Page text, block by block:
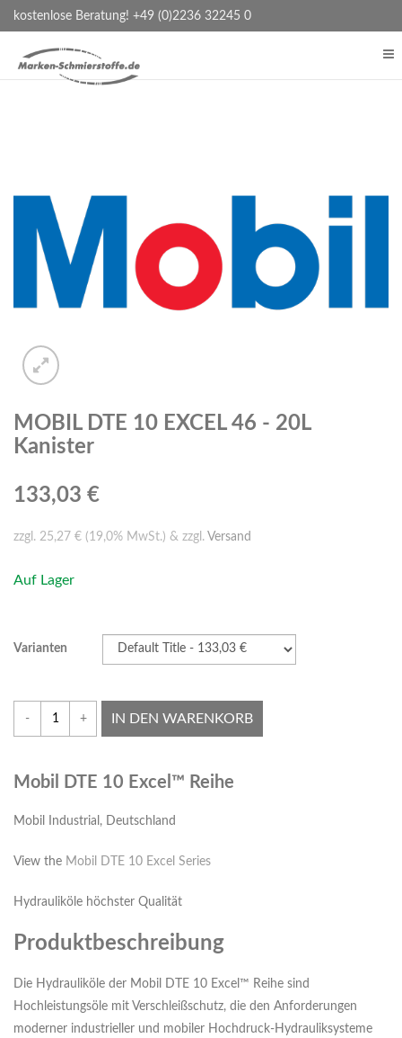
kostenlose Beratung! +49 (0)2236 32245 0
MOBIL DTE 10 EXCEL 46 - 20L
Kanister
133,03 €
zzgl. 25,27 € (19,0% MwSt.) & zzgl. Versand
Auf Lager
Varianten
- + IN DEN WARENKORB
Mobil DTE 10 Excel™ Reihe
Mobil Industrial, Deutschland
View the Mobil DTE 10 Excel Series
Hydrauliköle höchster Qualität
Produktbeschreibung
Die Hydrauliköle der Mobil DTE 10 Excel™ Reihe sind
Hochleistungsöle mit Verschleißschutz, die den Anforderungen
moderner industrieller und mobiler Hochdruck-Hydrauliksysteme